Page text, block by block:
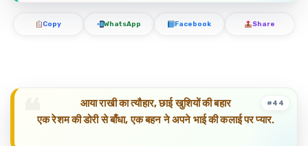
Copy WhatsApp Facebook Share
आया राखी का त्यौहार, छाई खुशियों की बहार
एक रेशम की डोरी से बाँधा, एक बहन ने अपने भाई की कलाई पर प्यार.
#44